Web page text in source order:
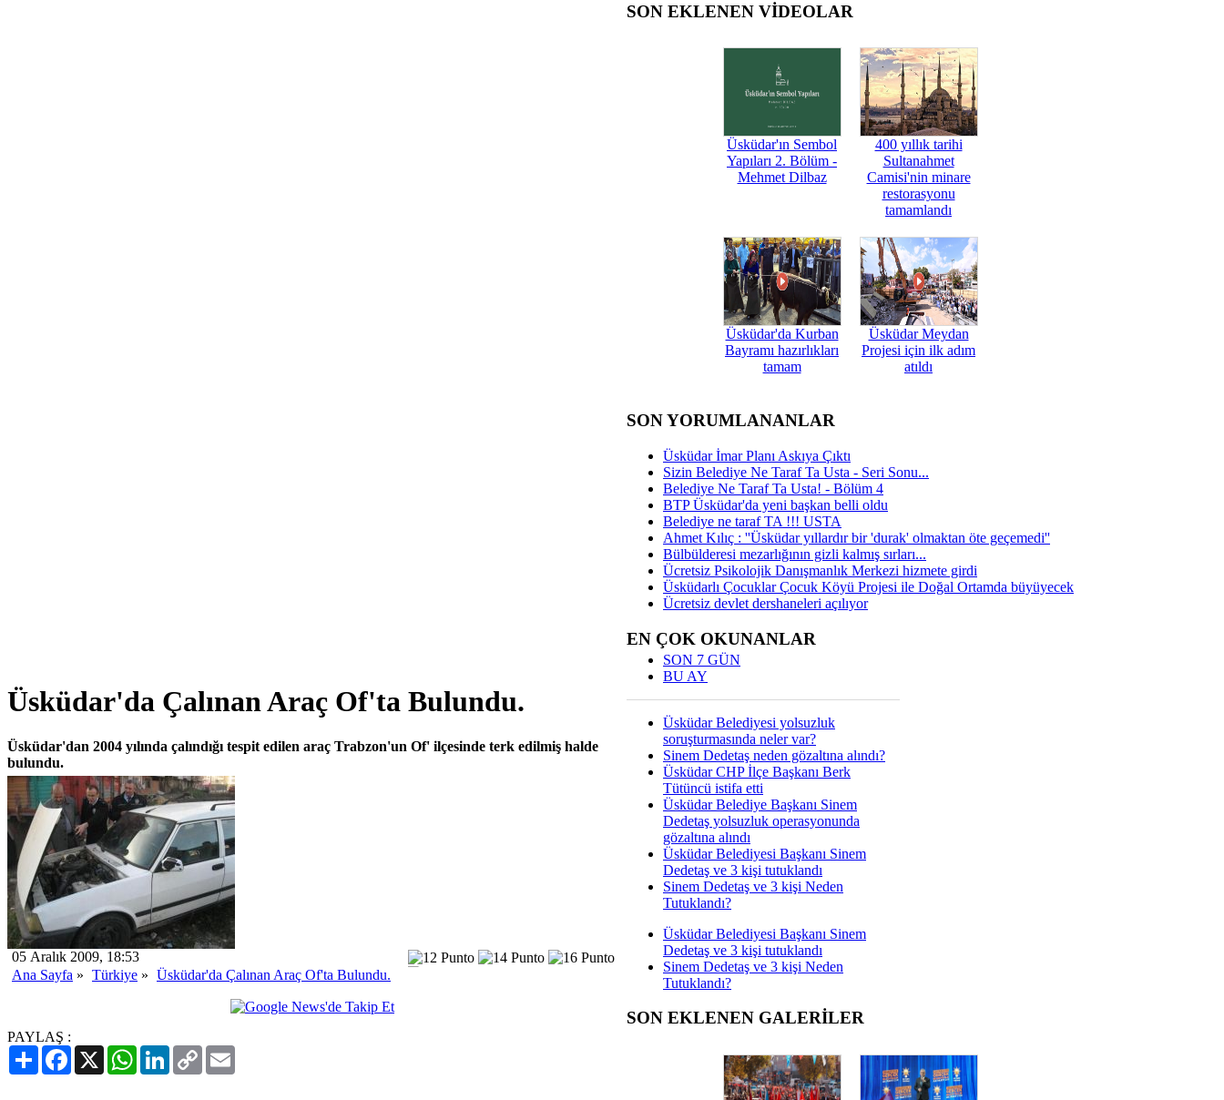
Üsküdar'da Çalınan Araç Of'ta Bulundu.
Üsküdar'dan 2004 yılında çalındığı tespit edilen araç Trabzon'un Of' ilçesinde terk edilmiş halde
bulundu.
05 Aralık 2009, 18:53
Ana Sayfa » Türkiye » Üsküdar'da Çalınan Araç Of'ta Bulundu.
PAYLAŞ :
PaylaşFacebook
X WhatsAppLinkedIn
Copy
Link
SON EKLENEN VİDEOLAR
Üsküdar'ın Sembol
Yapıları 2. Bölüm -
Mehmet Dilbaz
400 yıllık tarihi
Sultanahmet
Camisi'nin minare
restorasyonu
tamamlandı
Üsküdar'da Kurban
Bayramı hazırlıkları
tamam
Üsküdar Meydan
Projesi için ilk adım
atıldı
SON YORUMLANANLAR
Üsküdar İmar Planı Askıya Çıktı
Sizin Belediye Ne Taraf Ta Usta - Seri Sonu...
Belediye Ne Taraf Ta Usta! - Bölüm 4
BTP Üsküdar'da yeni başkan belli oldu
Belediye ne taraf TA !!! USTA
Ahmet Kılıç : ''Üsküdar yıllardır bir 'durak' olmaktan öte geçemedi''
Bülbülderesi mezarlığının gizli kalmış sırları...
Ücretsiz Psikolojik Danışmanlık Merkezi hizmete girdi
Üsküdarlı Çocuklar Çocuk Köyü Projesi ile Doğal Ortamda büyüyecek
Ücretsiz devlet dershaneleri açılıyor
EN ÇOK OKUNANLAR
SON 7 GÜN
BU AY
Üsküdar Belediyesi yolsuzluk
soruşturmasında neler var?
Sinem Dedetaş neden gözaltına alındı?
Üsküdar CHP İlçe Başkanı Berk
Tütüncü istifa etti
Üsküdar Belediye Başkanı Sinem
Dedetaş yolsuzluk operasyonunda
gözaltına alındı
Üsküdar Belediyesi Başkanı Sinem
Dedetaş ve 3 kişi tutuklandı
Sinem Dedetaş ve 3 kişi Neden
Tutuklandı?
Üsküdar Belediyesi Başkanı Sinem
Dedetaş ve 3 kişi tutuklandı
Sinem Dedetaş ve 3 kişi Neden
Tutuklandı?
SON EKLENEN GALERİLER